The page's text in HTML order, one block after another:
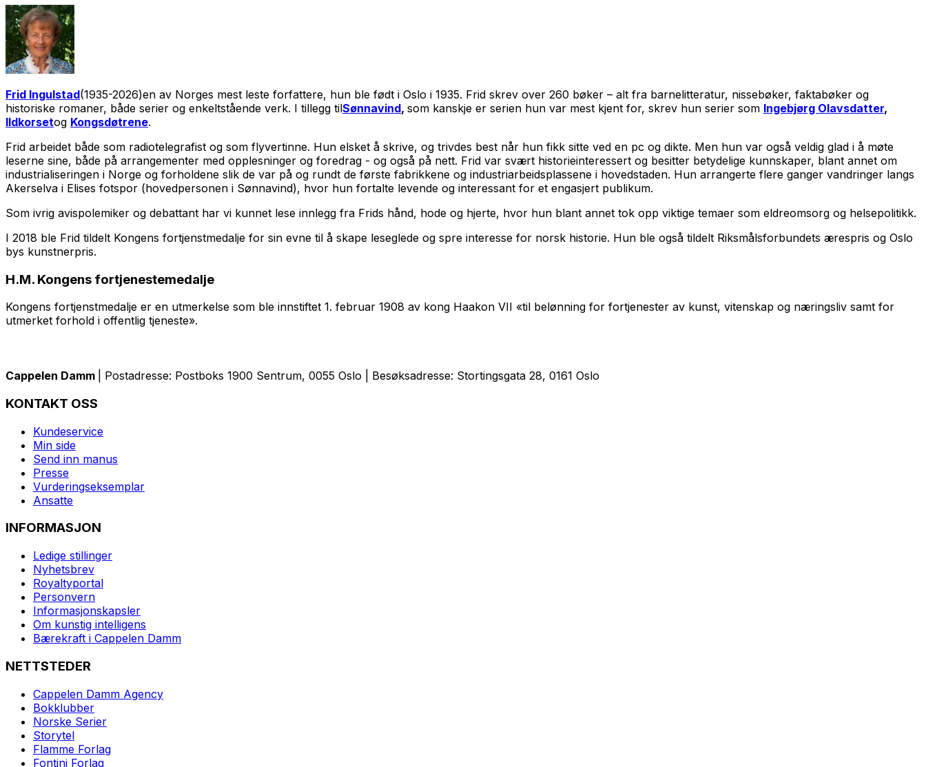
Frid Ingulstad(1935-2026)en av Norges mest leste forfattere, hun ble født i Oslo i 1935. Frid skrev over 260 bøker – alt fra barnelitteratur, nissebøker, faktabøker og
historiske romaner, både serier og enkeltstående verk. I tillegg tilSønnavind, som kanskje er serien hun var mest kjent for, skrev hun serier som Ingebjørg Olavsdatter,
Ildkorsetog Kongsdøtrene.
Frid arbeidet både som radiotelegrafist og som flyvertinne. Hun elsket å skrive, og trivdes best når hun fikk sitte ved en pc og dikte. Men hun var også veldig glad i å møte
leserne sine, både på arrangementer med opplesninger og foredrag - og også på nett. Frid var svært historieinteressert og besitter betydelige kunnskaper, blant annet om
industrialiseringen i Norge og forholdene slik de var på og rundt de første fabrikkene og industriarbeidsplassene i hovedstaden. Hun arrangerte flere ganger vandringer langs
Akerselva i Elises fotspor (hovedpersonen i Sønnavind), hvor hun fortalte levende og interessant for et engasjert publikum.
Som ivrig avispolemiker og debattant har vi kunnet lese innlegg fra Frids hånd, hode og hjerte, hvor hun blant annet tok opp viktige temaer som eldreomsorg og helsepolitikk.
I 2018 ble Frid tildelt Kongens fortjenstmedalje for sin evne til å skape leseglede og spre interesse for norsk historie. Hun ble også tildelt Riksmålsforbundets ærespris og Oslo
bys kunstnerpris.
H.M. Kongens fortjenestemedalje
Kongens fortjenstmedalje er en utmerkelse som ble innstiftet 1. februar 1908 av kong Haakon VII «til belønning for fortjenester av kunst, vitenskap og næringsliv samt for
utmerket forhold i offentlig tjeneste».
Cappelen Damm | Postadresse: Postboks 1900 Sentrum, 0055 Oslo | Besøksadresse: Stortingsgata 28, 0161 Oslo
KONTAKT OSS
Kundeservice
Min side
Send inn manus
Presse
Vurderingseksemplar
Ansatte
INFORMASJON
Ledige stillinger
Nyhetsbrev
Royaltyportal
Personvern
Informasjonskapsler
Om kunstig intelligens
Bærekraft i Cappelen Damm
NETTSTEDER
Cappelen Damm Agency
Bokklubber
Norske Serier
Storytel
Flamme Forlag
Fontini Forlag